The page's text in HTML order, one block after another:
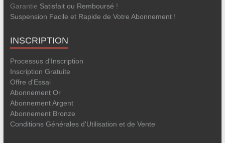
Garantie Satisfait ou Remboursé !
Suspension Facile et Rapide de Votre Abonnement!
INSCRIPTION
Processus d'Inscription
Inscription Gratuite
Offre d'Essai
Abonnement Or
Abonnement Argent
Abonnement Bronze
Conditions Générales d'Utilisation et de Vente